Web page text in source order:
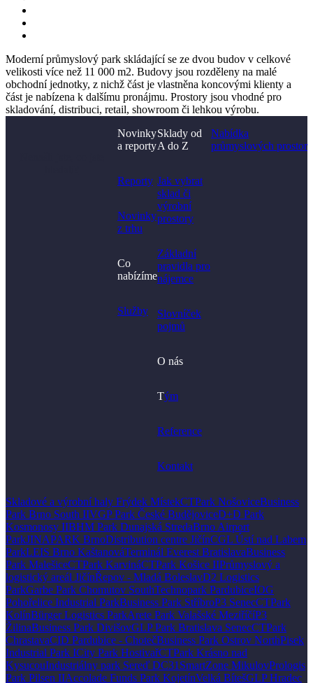
Moderní průmyslový park skládající se ze dvou budov v celkové
velikosti více než 11 000 m2. Budovy jsou rozděleny na malé
obchodní jednotky, z nichž část je vlastněna koncovými klienty a
část je nabízena k dalšímu pronájmu. Prostory jsou vhodné pro
skladování, distribuci, retail, showroom či lehkou výrobu.
Novinky
a reporty
Reporty
Novinky
z trhu
Co
nabízíme
Služby
Sklady od
A do Z
Jak vybrat
sklad či
výrobní
prostory​
Základní
pravidla pro
nájemce
Slovníček
pojmů
O nás
Tým
Reference
Kontakt
Nabídka
průmyslových prostor
Skladové a výrobní haly Frýdek MístekCTPark NošoviceBusiness
Park Brno South IIVGP Park České BudějoviceD+D Park
Kosmonosy IIBHM Park Dunajská StredaBrno Airport
ParkJINAPARK BrnoDistribution centre JičínCGL Ústí nad Labem
ParkLEIS Brno KaštanováTerminál Everest BratislavaBusiness
Park MalešiceCTPark KarvináCTPark Košice IIPrůmyslový a
logistický areál JičínŘepov - Mladá BoleslavD2 Logistics
ParkGarbe Park Chomutov SouthTechnopark PardubiceIOG
Pohořelice Industrial ParkBusiness Park StříbroP3 SenecCTPark
KolínBürger Logistics ParkArete Park Valašské MeziříčíP3
ŽilinaBusiness Park DivišovGLP Park Bratislava SenecCTPark
ChrastavaCID Pardubice - ChotečBusiness Park Ostrov NorthPisek
Industrial Park ICity Park HostivařCTPark Krásno nad
KysucouIndustriálny park Sereď DC31 SmartZone MikulovPrologis
Park Pilsen IIAccolade Funds Park KojetínVelká BítešGLP Hradec